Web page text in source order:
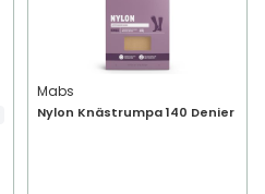
Mabs
Nylon Knästrumpa 140 Denier